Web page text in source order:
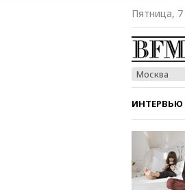
Пятница, 7
Москва
ИНТЕРВЬЮ
СТИЛЬ